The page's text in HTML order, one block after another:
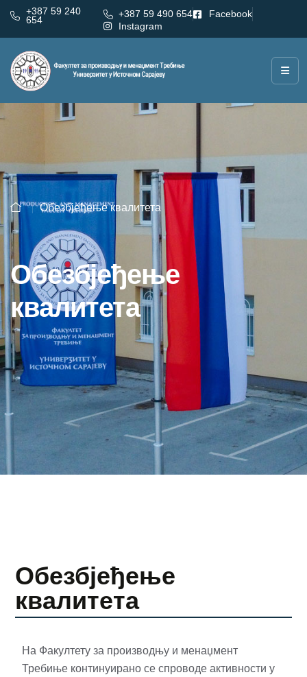
+387 59 240
654
+387 59 490 654
Facebook
Instagram
Обезбјеђење квалитета
Обезбјеђење
квалитета
Обезбјеђење
квалитета
На Факултету за производњу и менаџмент
Требиње континуирано се спроводе активности у